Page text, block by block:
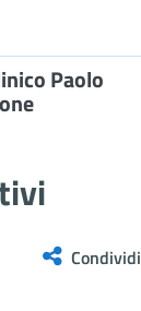
Paolo
Condividi